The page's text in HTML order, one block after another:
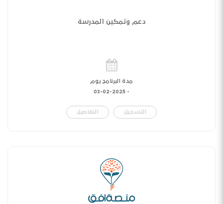
دعم وتمكين المدرسة
مدة البرنامج يوم
-
03-02-2025
التسجيل التفاصيل